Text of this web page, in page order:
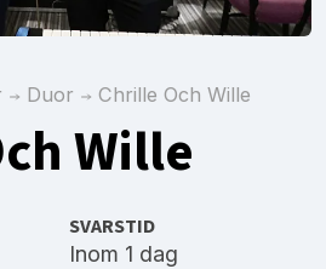
Duor Chrille Och Wille
Wille
SVARSTID
Inom 1 dag